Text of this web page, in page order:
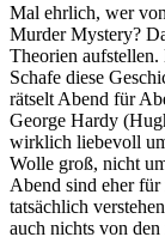
Mal ehrlich, wer
Murder Mystery?
Theorien
Schafe diese
rätselt Abend für
George Hardy
wirklich liebevoll
Wolle groß, nicht
Abend sind eher für
tatsächlich
auch nichts von